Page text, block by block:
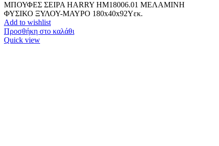
ΜΠΟΥΦΕΣ ΣΕΙΡΑ HARRY HM18006.01 ΜΕΛΑΜΙΝΗ
ΦΥΣΙΚΟ ΞΥΛΟΥ-ΜΑΥΡΟ 180x40x92Υεκ.
Add to wishlist
Προσθήκη στο καλάθι
Quick view